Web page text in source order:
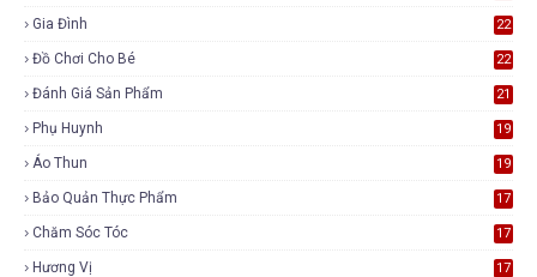
Gia Đình 22
Đồ Chơi Cho Bé 22
Đánh Giá Sản Phẩm 21
Phụ Huynh 19
Áo Thun 19
Bảo Quản Thực Phẩm 17
Chăm Sóc Tóc 17
Hương Vị 17